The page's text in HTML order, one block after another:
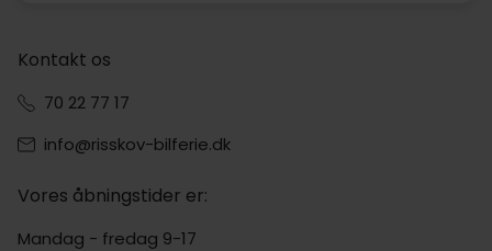
Kontakt os
70 22 77 17
info@risskov-bilferie.dk
Vores åbningstider er:
Mandag - fredag 9-17